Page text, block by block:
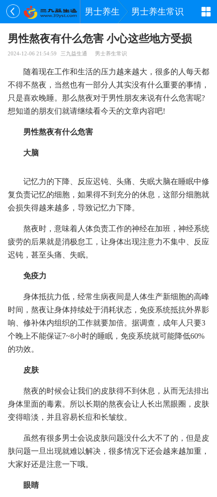
男士养生 男士养生常识
男性熬夜有什么危害 小心这些地方受损
2024-12-06 21:54:59 三九益生通 男士养生常识
随着现在工作和生活的压力越来越大，很多的人每天都
不得不熬夜，当然也有一部分人其实没有什么重要的事情，
只是喜欢晚睡。那么熬夜对于男性朋友来说有什么危害呢?
想知道的朋友们就请继续看今天的文章内容吧!
男性熬夜有什么危害
大脑
记忆力的下降、反应迟钝、头痛、失眠大脑在睡眠中修
复负责记忆的细胞，如果得不到充分的休息，这部分细胞就
会损失得越来越多，导致记忆力下降。
熬夜时，意味着人体负责工作的神经在加班，神经系统
疲劳的后果就是消极怠工，让身体出现注意力不集中、反应
迟钝，甚至头痛、失眠。
免疫力
身体抵抗力低，经常生病夜间是人体生产新细胞的高峰
时间，熬夜让身体持续处于消耗状态，免疫系统抵抗外界影
响、修补体内组织的工作就要加倍。据调查，成年人只要3
个晚上不能保证7~8小时的睡眠，免疫系统就可能降低60%
的功效。
皮肤
熬夜的时候会让我们的皮肤得不到休息，从而无法排出
身体里面的毒素。所以长期的熬夜会让人长出黑眼圈，皮肤
变得暗淡，并且容易长痘和长皱纹。
虽然有很多男士会说皮肤问题没什么大不了的，但是皮
肤问题一旦出现就难以解决，很多情况下还会越来越加重，
大家好还是注意一下哦。
眼睛